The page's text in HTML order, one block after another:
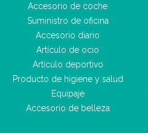
Accesorio de coche
Suministro de oficina
Accesorio diario
Artículo de ocio
Artículo deportivo
Producto de higiene y salud
Equipaje
Accesorio de belleza